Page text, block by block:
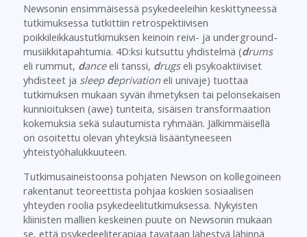
Newsonin ensimmäisessä psykedeeleihin keskittyneessä
tutkimuksessa tutkittiin retrospektiivisen
poikkileikkaustutkimuksen keinoin reivi- ja underground-
musiikkitapahtumia. 4D:ksi kutsuttu yhdistelmä (drums
eli rummut, danceeli tanssi, drugseli psykoaktiiviset
yhdisteet ja sleep deprivationeli univaje) tuottaa
tutkimuksen mukaan syvän ihmetyksen tai pelonsekaisen
kunnioituksen (awe) tunteita, sisäisen transformaation
kokemuksia sekä sulautumista ryhmään. Jälkimmäisellä
on osoitettu olevan yhteyksiä lisääntyneeseen
yhteistyöhalukkuuteen.
Tutkimusaineistoonsa pohjaten Newson on kollegoineen
rakentanut teoreettista pohjaa koskien sosiaalisen
yhteyden roolia psykedeelitutkimuksessa. Nykyisten
kliinisten mallien keskeinen puute on Newsonin mukaan
se, että psykedeeliterapiaa tavataan lähestyä lähinnä